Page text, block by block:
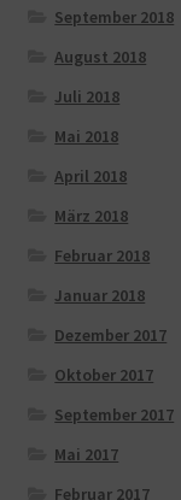
September 2018
August 2018
Juli 2018
Mai 2018
April 2018
März 2018
Februar 2018
Januar 2018
Dezember 2017
Oktober 2017
September 2017
Mai 2017
Februar 2017